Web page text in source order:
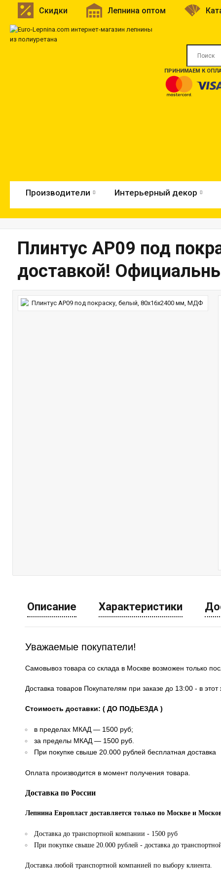
Скидки Лепнина оптом
ПРИНИМАЕМ К
Производители Интерьерный декор
Плинтус AP09 под
доставкой!
Описание Характеристики
Уважаемые покупатели!
Самовывоз товара со склада в Москве возможен только
Доставка товаров Покупателям при заказе до 13:00 - в
Стоимость доставки: ( ДО ПОДЬЕЗДА )
в пределах МКАД — 1500 руб;
за пределы МКАД — 1500 руб.
При покупке свыше 20.000 рублей бесплатная доставка
Оплата производится в момент получения товара.
Доставка по России
Лепнина Европласт доставляется только по Москве и
Доставка до транспортной компании - 1500 руб
При покупке свыше 20.000 рублей - доставка до
Доставка любой транспортной компанией по выбору клиента.